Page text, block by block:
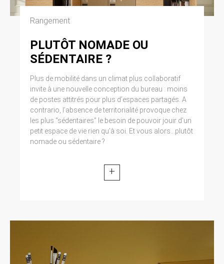
Rangement
PLUTÔT NOMADE OU
SÉDENTAIRE ?
Plus de mobilité dans un climat plus collaboratif
invite à une nouvelle conception du bureau : moins
de postes attitrés pour plus d’espaces partagés. A
contrario, l’absence de territorialité provoque chez
les plus “sédentaires” le besoin de pouvoir jouir d’un
petit espace de vie rien qu’à soi. Et vous alors...plutôt
nomade ou sédentaire ?
+
Cliquez en haut à droite du navigateur sur le
pictogramme de menu (symbolisé par trois
lignes horizontales). Sélectionnez Paramètres.
Dans la section ‘Confidentialité’, cliquez sur
préférences. Dans l’onglet ‘Confidentialité’,
vous pouvez bloquer les cookies.
9. DROIT APPLICABLE ET
ATTRIBUTION DE
JURIDICTION.
Tout litige en relation avec l’utilisation du site
https://clen.fr est soumis au droit français. Il est
tribunaux compétents de Paris.
Loi n° 78-17 du 6 janvier 1978, notamment
libertés. Loi n° 2004-575 du 21 juin 2004 pour
la confiance dans l’économie numérique.